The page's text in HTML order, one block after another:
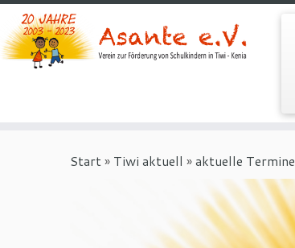
Start» Tiwi aktuell »aktuelle Termine